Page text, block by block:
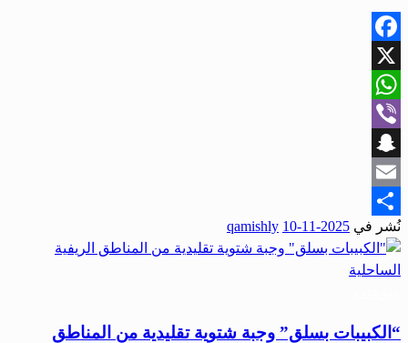
Facebook
X
WhatsApp
Viber
Snapchat
Email
Share
نُشر في 2025-11-10
qamishly
“الكبيبات بسلق” وجبة شتوية تقليدية من المناطق